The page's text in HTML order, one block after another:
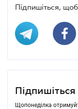
Підпишіться,
Щопонеділка